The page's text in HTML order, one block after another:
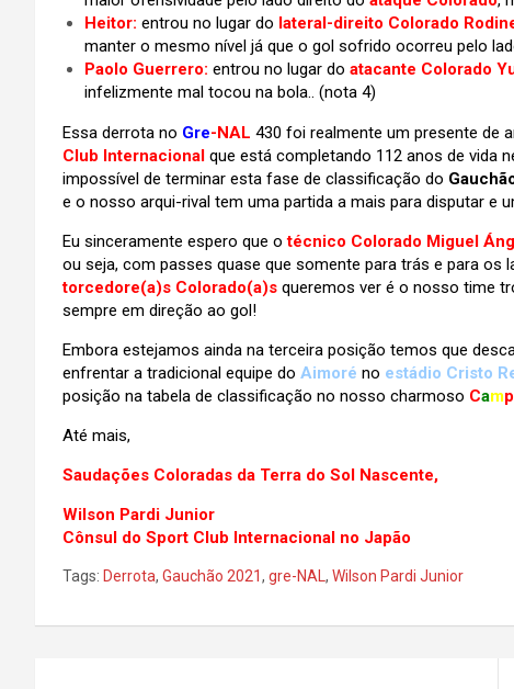
Heitor: entrou no lugar do lateral-direito Colorado
manter o mesmo nível já que o gol sofrido ocorreu pelo
Paolo Guerrero: entrou no lugar do atacante Colorado
infelizmente mal tocou na bola.. (nota 4)
Essa derrota no Gre-NAL 430 foi realmente um presente de
Club Internacional que está completando 112 anos de vida
impossível de terminar esta fase de classificação do
e o nosso arqui-rival tem uma partida a mais para disputar e
Eu sinceramente espero que otécnico Colorado Miguel
ou seja, com passes quase que somente para trás e para os
torcedore(a)s Colorado(a)s queremos ver é o nosso time
sempre em direção ao gol!
Embora estejamos ainda na terceira posição temos que
enfrentar a tradicional equipe do Aimoré no estádio Cristo
posição na tabela de classificação no nosso charmoso Camp
Até mais,
Saudações Coloradas da Terra do Sol Nascente,
Wilson Pardi Junior
Cônsul do Sport Club Internacional no Japão
Tags: Derrota, Gauchão 2021, gre-NAL , Wilson Pardi Junior